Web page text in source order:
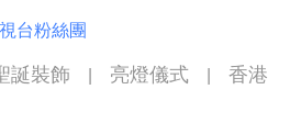
台粉絲團
誕裝飾 亮燈儀式
香港